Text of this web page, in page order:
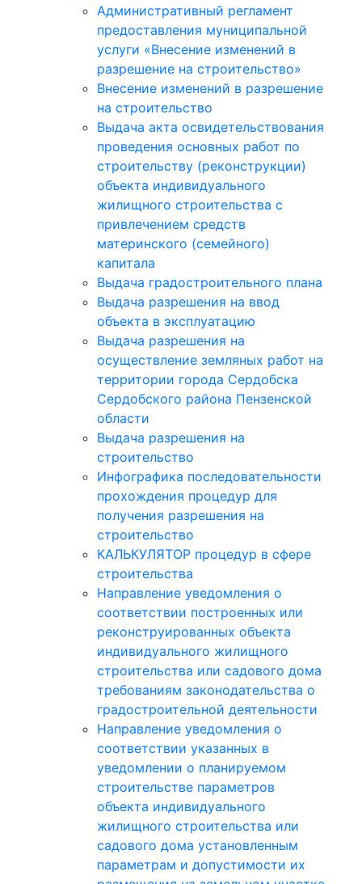
Административный регламент
предоставления муниципальной
услуги «Внесение изменений в
разрешение на строительство»
Внесение изменений в разрешение
на строительство
Выдача акта освидетельствования
проведения основных работ по
строительству (реконструкции)
объекта индивидуального
жилищного строительства с
привлечением средств
материнского (семейного)
капитала
Выдача градостроительного плана
Выдача разрешения на ввод
объекта в эксплуатацию
Выдача разрешения на
осуществление земляных работ на
территории города Сердобска
Сердобского района Пензенской
области
Выдача разрешения на
строительство
Инфографика последовательности
прохождения процедур для
получения разрешения на
строительство
КАЛЬКУЛЯТОР процедур в сфере
строительства
Направление уведомления о
соответствии построенных или
реконструированных объекта
индивидуального жилищного
строительства или садового дома
требованиям законодательства о
градостроительной деятельности
Направление уведомления о
соответствии указанных в
уведомлении о планируемом
строительстве параметров
объекта индивидуального
жилищного строительства или
садового дома установленным
параметрам и допустимости их